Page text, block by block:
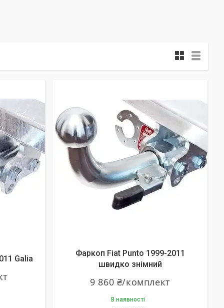
Galia
Фаркоп Fiat Punto 1999-2011
швидко знімний
9 860 ₴/комплект
В наявності